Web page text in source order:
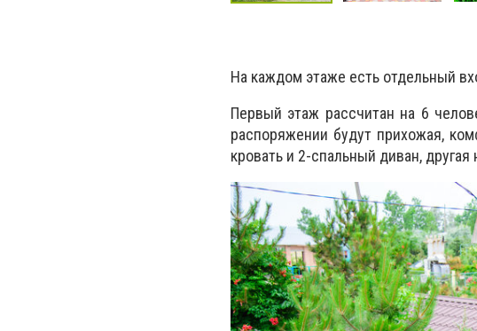
На каждом этаже есть отдельный
Первый этаж рассчитан на 6
распоряжении будут прихожая,
кровать и 2-спальный диван,